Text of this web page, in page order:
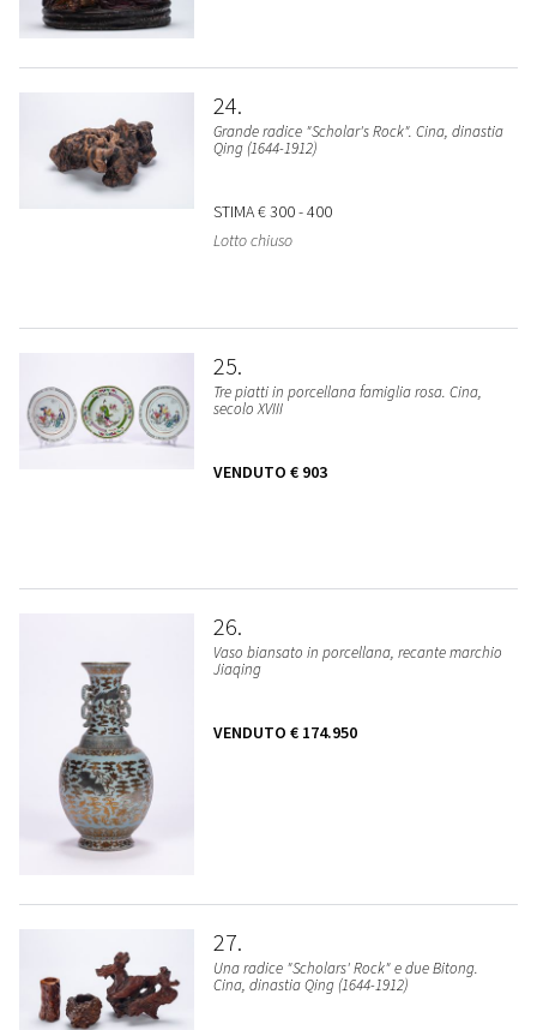
24
Grande radice "Scholar's Rock". Cina, dinastia
Qing (1644-1912)
STIMA€ 300 - 400
Lotto chiuso
25
Tre piatti in porcellana famiglia rosa. Cina,
secolo XVIII
VENDUTO € 903
26
Vaso biansato in porcellana, recante marchio
Jiaqing
VENDUTO € 174.950
27
Una radice "Scholars' Rock" e due Bitong.
Cina, dinastia Qing (1644-1912)